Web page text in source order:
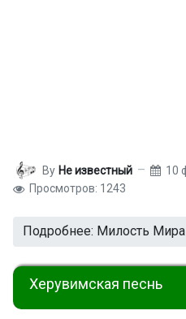
By Не известный
10
Просмотров: 1243
Подробнее: Милость Мира
Херувимская песнь